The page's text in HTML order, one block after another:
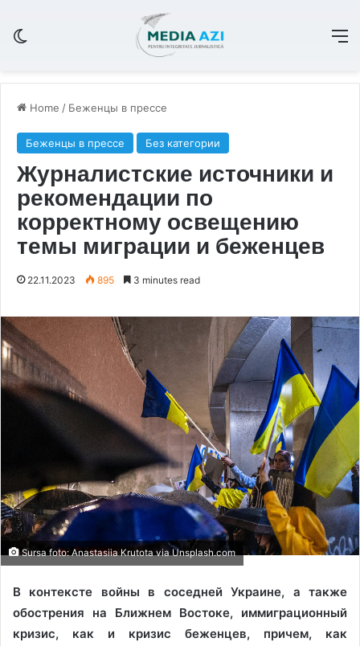
Home / Беженцы в прессе
Беженцы в прессе Без категории
Журналистские источники и
рекомендации по
корректному освещению
темы миграции и беженцев
22.11.2023 895 3 minutes read
Sursa foto: Anastasiia Krutota via Unsplash.com
В контексте войны в соседней Украине, а также
обострения на Ближнем Востоке, иммиграционный
кризис, как и кризис беженцев, причем, как